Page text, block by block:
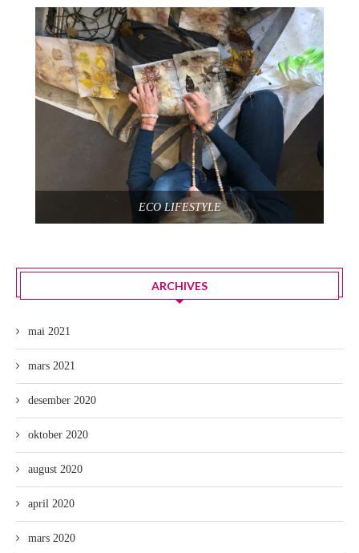
ECO LIFESTYLE
ARCHIVES
mai 2021
mars 2021
desember 2020
oktober 2020
august 2020
april 2020
mars 2020